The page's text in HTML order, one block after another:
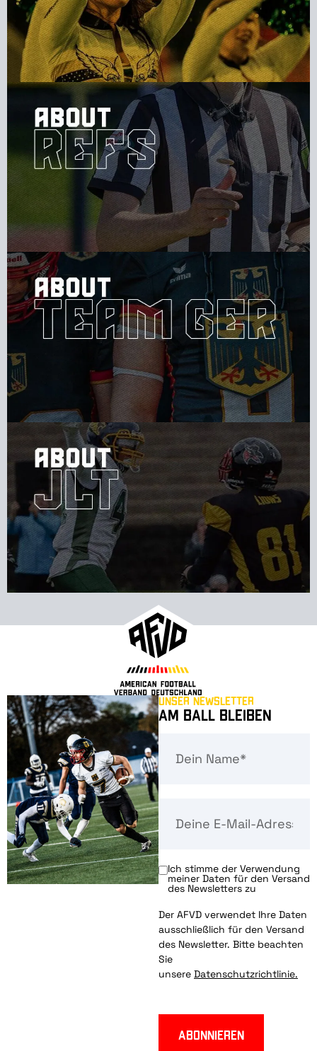
Unser Newsletter
Am Ball bleiben
Ich stimme der Verwendung
meiner Daten für den Versand
des Newsletters zu
Der AFVD verwendet Ihre Daten
ausschließlich für den Versand
des Newsletter. Bitte beachten
Sie
unsere Datenschutzrichtlinie.
Abonnieren